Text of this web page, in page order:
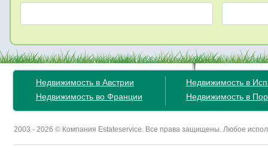
Недвижимость в Австрии
Недвижимость во Франции
Недвижимость в
Недвижимость в
2003 - 2026 © Компания Estateservice. Все права защищены. Любое